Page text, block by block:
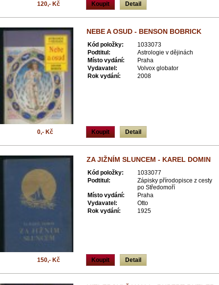
Koupit Detail
120,- Kč
NEBE A OSUD - BENSON BOBRICK
Kód položky:
1033073
Podtitul:
Astrologie v dějinách
Místo vydání:
Praha
Vydavatel:
Volvox globator
Rok vydání:
2008
Koupit Detail
0,- Kč
ZA JIŽNÍM SLUNCEM - KAREL DOMIN
Kód položky:
1033077
Podtitul:
Zápisky přírodopisce z cesty
po Středomoří
Místo vydání:
Praha
Vydavatel:
Otto
Rok vydání:
1925
Koupit Detail
150,- Kč